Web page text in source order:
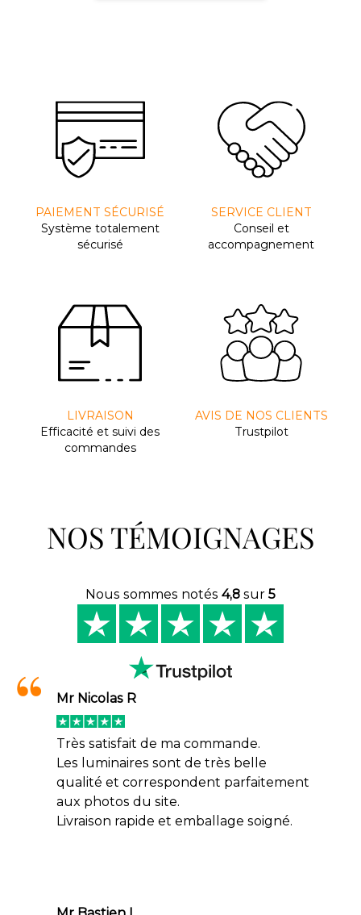
PAIEMENT SÉCURISÉ
Système totalement
sécurisé
SERVICE CLIENT
Conseil et
accompagnement
LIVRAISON
Efﬁcacité et suivi des
commandes
AVIS DE NOS CLIENTS
Trustpilot
NOS TÉMOIGNAGES
Nous sommes notés 4,8 sur 5
Mr Nicolas R
Très satisfait de ma commande.
Les luminaires sont de très belle
qualité et correspondent parfaitement
aux photos du site.
Livraison rapide et emballage soigné.